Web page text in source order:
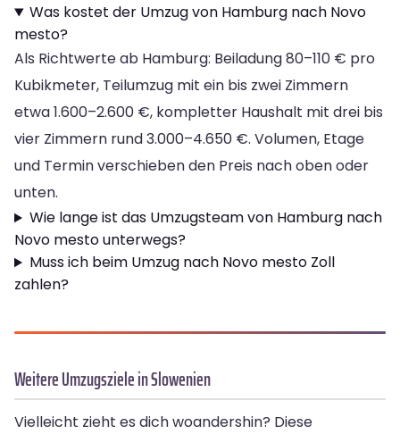
Was kostet der Umzug von Hamburg nach Novo
mesto?
Als Richtwerte ab Hamburg: Beiladung 80–110 € pro
Kubikmeter, Teilumzug mit ein bis zwei Zimmern
etwa 1.600–2.600 €, kompletter Haushalt mit drei bis
vier Zimmern rund 3.000–4.650 €. Volumen, Etage
und Termin verschieben den Preis nach oben oder
unten.
Wie lange ist das Umzugsteam von Hamburg nach
Novo mesto unterwegs?
Muss ich beim Umzug nach Novo mesto Zoll
zahlen?
Weitere Umzugsziele in Slowenien
Vielleicht zieht es dich woandershin? Diese